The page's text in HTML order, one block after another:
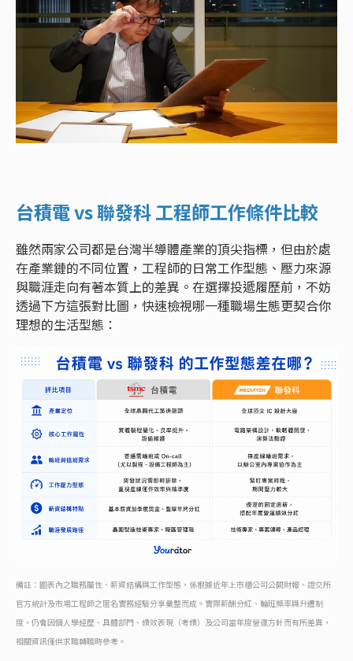
台積電 vs 聯發科 工程師工作條件比較
雖然兩家公司都是台灣半導體產業的頂尖指標，但由於處
在產業鏈的不同位置，工程師的日常工作型態、壓力來源
與職涯走向有著本質上的差異。在選擇投遞履歷前，不妨
透過下方這張對比圖，快速檢視哪一種職場生態更契合你
理想的生活型態：
備註：圖表內之職務屬性、薪資結構與工作型態，係根據近年上市櫃公司公開財報、證交所
官方統計及市場工程師之匿名實務經驗分享彙整而成。實際薪酬分紅、輪班頻率與升遷制
度，仍會因個人學經歷、具體部門、績效表現（考績）及公司當年度營運方針而有所差異，
相關資訊僅供求職轉職時參考。